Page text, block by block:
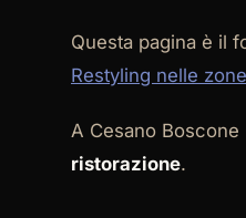
Questa pagina è il
Restyling nelle
A Cesano
ristorazione.